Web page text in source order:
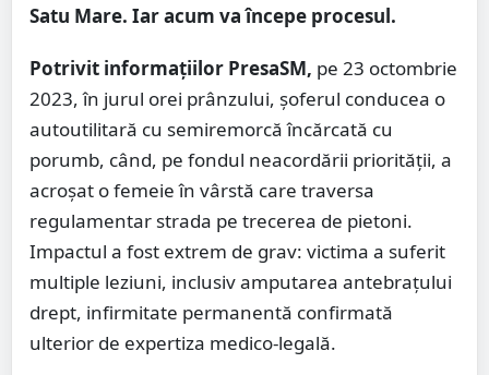
Satu Mare. Iar acum va începe procesul.
Potrivit informațiilor PresaSM, pe 23 octombrie
2023, în jurul orei prânzului, șoferul conducea o
autoutilitară cu semiremorcă încărcată cu
porumb, când, pe fondul neacordării priorității, a
acroșat o femeie în vârstă care traversa
regulamentar strada pe trecerea de pietoni.
Impactul a fost extrem de grav: victima a suferit
multiple leziuni, inclusiv amputarea antebrațului
drept, infirmitate permanentă confirmată
ulterior de expertiza medico-legală.